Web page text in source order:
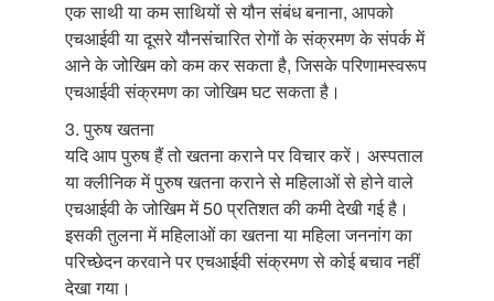
एक साथी या कम साथियों से यौन संबंध बनाना, आपको
एचआईवी या दूसरे यौनसंचारित रोगों के संक्रमण के संपर्क में
आने के जोखिम को कम कर सकता है, जिसके परिणामस्वरूप
एचआईवी संक्रमण का जोखिम घट सकता है।
3. पुरुष खतना
यदि आप पुरुष हैं तो खतना कराने पर विचार करें। अस्पताल
या क्लीनिक में पुरुष खतना कराने से महिलाओं से होने वाले
एचआईवी के जोखिम में 50 प्रतिशत की कमी देखी गई है।
इसकी तुलना में महिलाओं का खतना या महिला जननांग का
परिच्छेदन करवाने पर एचआईवी संक्रमण से कोई बचाव नहीं
देखा गया।